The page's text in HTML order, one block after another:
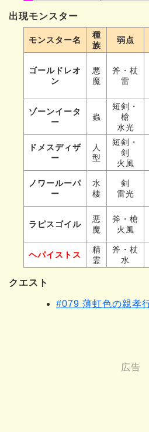
出現モンスター
モンスター名
種
族
弱点
ゴールドレオ
ン
悪
魔
斧・杖
雷
ゾーンイータ
ー
蟲
短剣・
槍
水光
ドメスディザ
ー
人
型
短剣・
剣
火風
ノワールーパ
ー
水
棲
剣
雷光
ラピスゴイル
悪
魔
斧・槍
火風
ヘパイストス
精
霊
斧・杖
水
クエスト
#079 薄虹色の親孝